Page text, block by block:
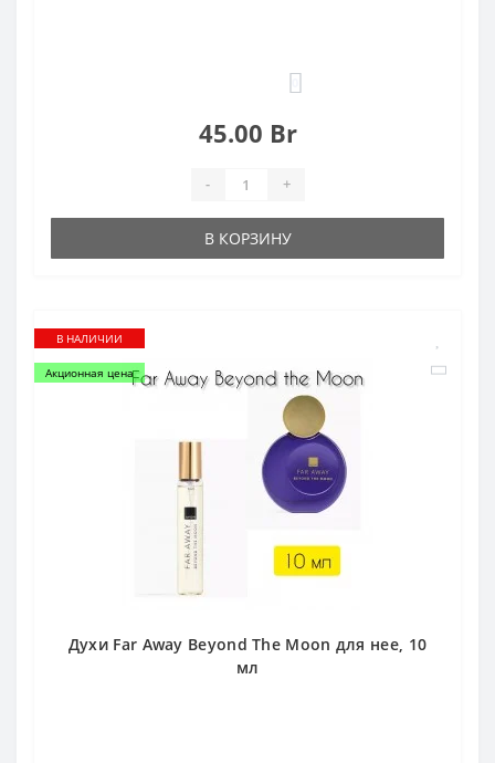
45.00 Br
- +
В КОРЗИНУ
В НАЛИЧИИ
Акционная цена
Духи Far Away Beyond The Moon для нее, 10
мл